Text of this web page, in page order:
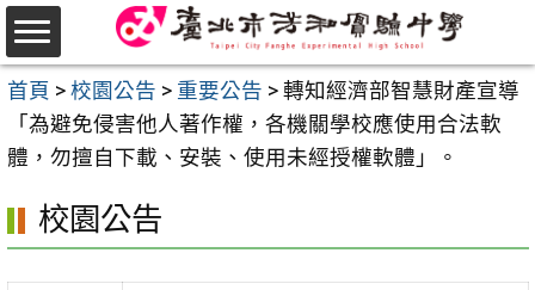
跳
至
主
內
首頁 > 校園公告 > 重要公告 > 轉知經濟部智慧財產宣導
「為避免侵害他人著作權，各機關學校應使用合法軟
體，勿擅自下載、安裝、使用未經授權軟體」。
校園公告
選
單